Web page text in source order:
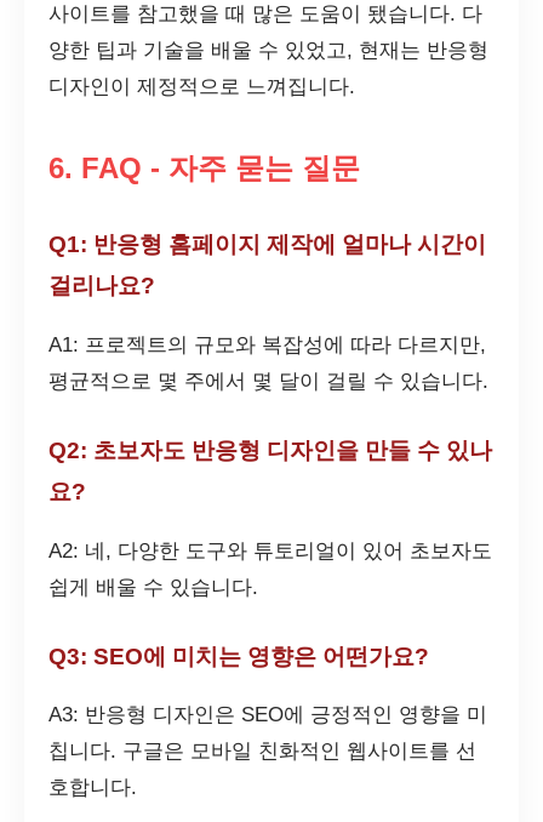
사이트를 참고했을 때 많은 도움이 됐습니다. 다
양한 팁과 기술을 배울 수 있었고, 현재는 반응형
디자인이 제정적으로 느껴집니다.
6. FAQ - 자주 묻는 질문
Q1: 반응형 홈페이지 제작에 얼마나 시간이
걸리나요?
A1: 프로젝트의 규모와 복잡성에 따라 다르지만,
평균적으로 몇 주에서 몇 달이 걸릴 수 있습니다.
Q2: 초보자도 반응형 디자인을 만들 수 있나
요?
A2: 네, 다양한 도구와 튜토리얼이 있어 초보자도
쉽게 배울 수 있습니다.
Q3: SEO에 미치는 영향은 어떤가요?
A3: 반응형 디자인은 SEO에 긍정적인 영향을 미
칩니다. 구글은 모바일 친화적인 웹사이트를 선
호합니다.